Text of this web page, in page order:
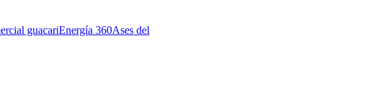
guacariEnergía 360Ases del